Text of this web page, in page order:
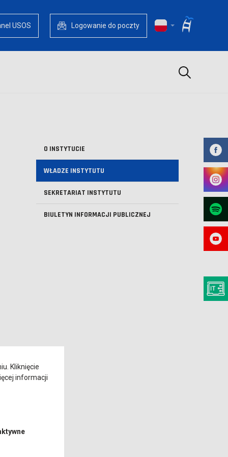
USOS Logowanie do poczty
Szukaj
O INSTYTUCIE
WŁADZE INSTYTUTU
SEKRETARIAT INSTYTUTU
BIULETYN INFORMACJI PUBLICZNEJ
Kliknięcie
informacji